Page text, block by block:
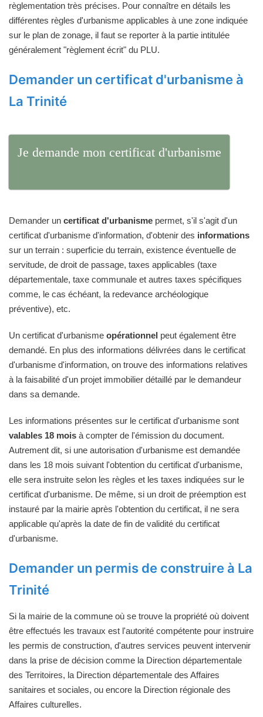
règlementation très précises. Pour connaître en détails les
différentes règles d'urbanisme applicables à une zone indiquée
sur le plan de zonage, il faut se reporter à la partie intitulée
généralement "règlement écrit" du PLU.
Demander un certificat d'urbanisme à
La Trinité
Je demande mon certificat d'urbanisme
Demander un certificat d'urbanisme permet, s'il s'agit d'un
certificat d'urbanisme d'information, d'obtenir des informations
sur un terrain : superficie du terrain, existence éventuelle de
servitude, de droit de passage, taxes applicables (taxe
départementale, taxe communale et autres taxes spécifiques
comme, le cas échéant, la redevance archéologique
préventive), etc.
Un certificat d'urbanisme opérationnel peut également être
demandé. En plus des informations délivrées dans le certificat
d'urbanisme d'information, on trouve des informations relatives
à la faisabilité d'un projet immobilier détaillé par le demandeur
dans sa demande.
Les informations présentes sur le certificat d'urbanisme sont
valables 18 mois à compter de l'émission du document.
Autrement dit, si une autorisation d'urbanisme est demandée
dans les 18 mois suivant l'obtention du certificat d'urbanisme,
elle sera instruite selon les règles et les taxes indiquées sur le
certificat d'urbanisme. De même, si un droit de préemption est
instauré par la mairie après l'obtention du certificat, il ne sera
applicable qu'après la date de fin de validité du certificat
d'urbanisme.
Demander un permis de construire à La
Trinité
Si la mairie de la commune où se trouve la propriété où doivent
être effectués les travaux est l'autorité compétente pour instruire
les permis de construction, d'autres services peuvent intervenir
dans la prise de décision comme la Direction départementale
des Territoires, la Direction départementale des Affaires
sanitaires et sociales, ou encore la Direction régionale des
Affaires culturelles.